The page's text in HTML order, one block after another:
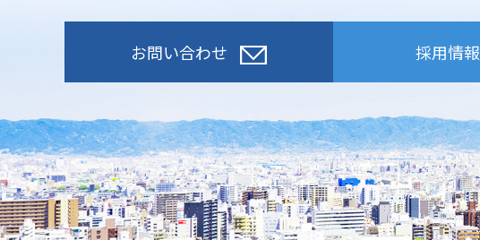
お問い合わせ 採用情報